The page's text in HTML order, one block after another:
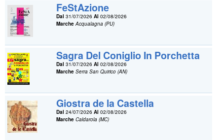
FeStAzione
Dal 31/07/2026Al 02/08/2026
Marche Acqualagna (PU)
Sagra Del Coniglio In Porchetta
Dal 31/07/2026Al 02/08/2026
Marche Serra San Quirico (AN)
Giostra de la Castella
Dal 24/07/2026Al 02/08/2026
Marche Caldarola (MC)